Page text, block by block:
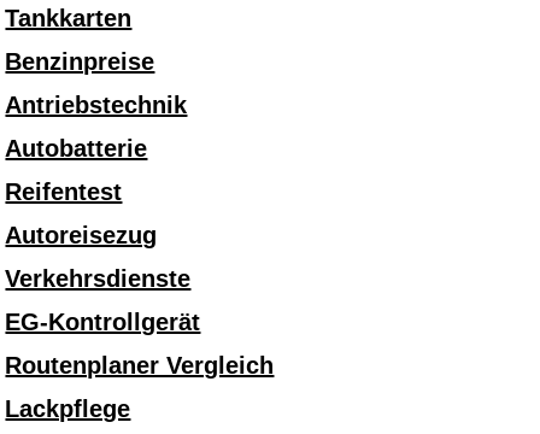
Tankkarten
Benzinpreise
Antriebstechnik
Autobatterie
Reifentest
Autoreisezug
Verkehrsdienste
EG-Kontrollgerät
Routenplaner Vergleich
Lackpflege